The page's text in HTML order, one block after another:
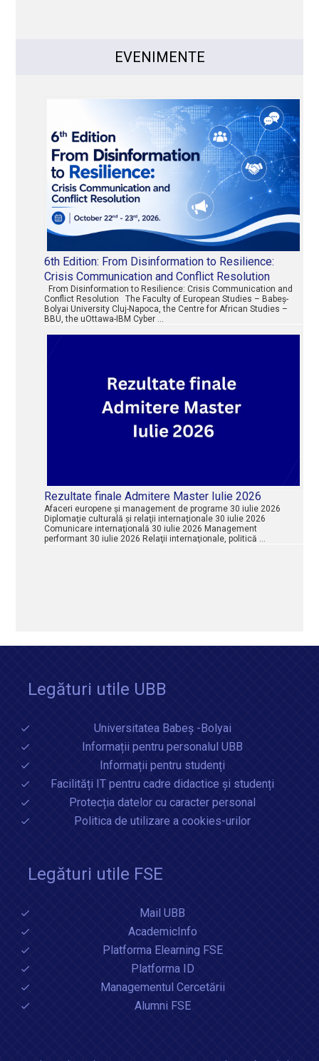
EVENIMENTE
6th Edition: From Disinformation to Resilience:
Crisis Communication and Conflict Resolution
From Disinformation to Resilience: Crisis Communication and
Conflict Resolution The Faculty of European Studies – Babeș-
Bolyai University Cluj-Napoca, the Centre for African Studies –
BBU, the uOttawa-IBM Cyber …
Rezultate finale Admitere Master Iulie 2026
Afaceri europene şi management de programe 30 iulie 2026
Diplomaţie culturală şi relaţii internaţionale 30 iulie 2026
Comunicare internaţională 30 iulie 2026 Management
performant 30 iulie 2026 Relaţii internaţionale, politică …
Legături utile UBB
Universitatea Babeș -Bolyai
Informații pentru personalul UBB
Informații pentru studenți
Facilități IT pentru cadre didactice și studenți
Protecția datelor cu caracter personal
Politica de utilizare a cookies-urilor
Legături utile FSE
Mail UBB
AcademicInfo
Platforma Elearning FSE
Platforma ID
Managementul Cercetării
Alumni FSE